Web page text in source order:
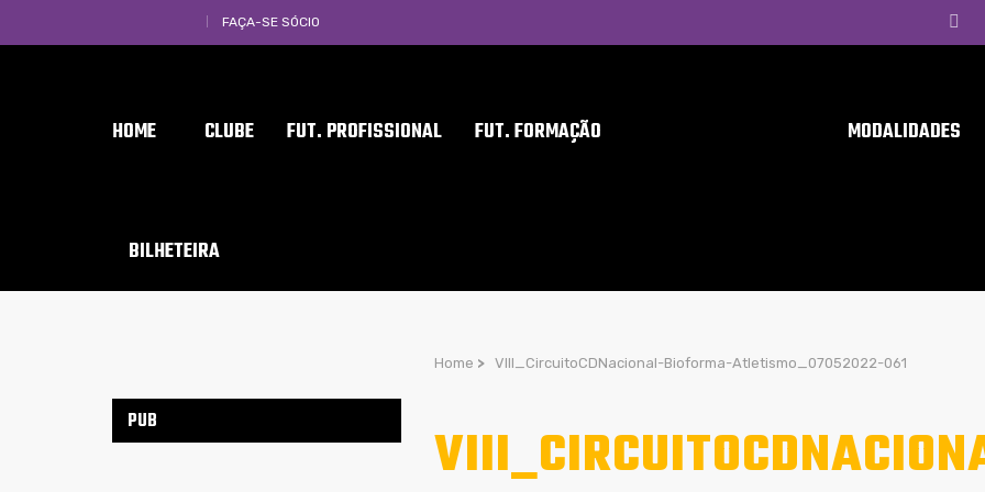
FAÇA-SE SÓCIO
HOME CLUBE FUT. PROFISSIONAL FUT. FORMAÇÃO MODALIDADES
BILHETEIRA
Home > VIII_CircuitoCDNacional-Bioforma-Atletismo_07052022-061
PUB